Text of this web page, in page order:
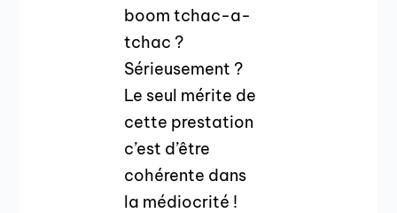
boom tchac-a-
tchac ?
Sérieusement ?
Le seul mérite de
cette prestation
c’est d’être
cohérente dans
la médiocrité !